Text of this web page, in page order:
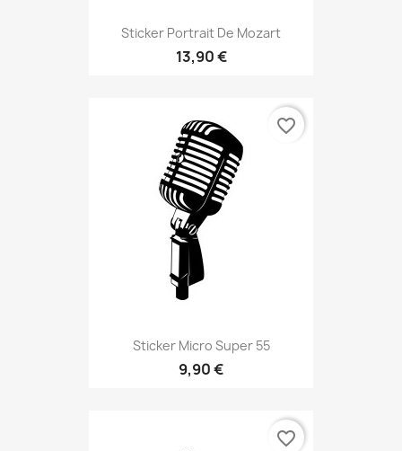
Sticker Portrait De Mozart
13,90 €
Sticker Micro Super 55
9,90 €
favorite_border
favorite_border